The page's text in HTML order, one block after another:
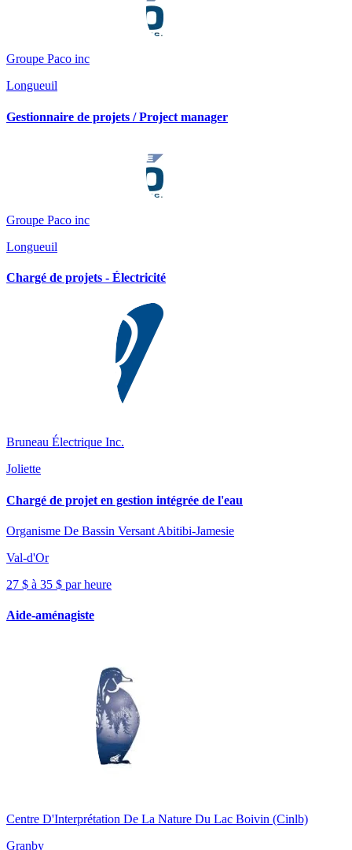
Groupe Paco inc
Longueuil
Gestionnaire de projets / Project manager
Groupe Paco inc
Longueuil
Chargé de projets - Électricité
Bruneau Électrique Inc.
Joliette
Chargé de projet en gestion intégrée de l'eau
Organisme De Bassin Versant Abitibi-Jamesie
Val-d'Or
27 $ à 35 $ par heure
Aide-aménagiste
Centre D'Interprétation De La Nature Du Lac Boivin (Cinlb)
Granby